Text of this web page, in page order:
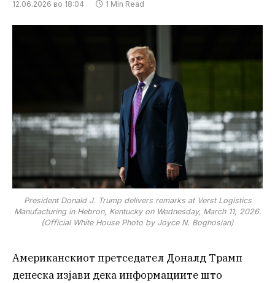
12.06.2026 во 18:04 1 Min Read
President Donald J. Trump delivers remarks at Verst Logistics
Manufacturing in Hebron, Kentucky on Wednesday, March 11, 2026.
(Official White House Photo by Joyce N. Boghosian)
Американскиот претседател Доналд Трамп
денеска изјави дека информациите што